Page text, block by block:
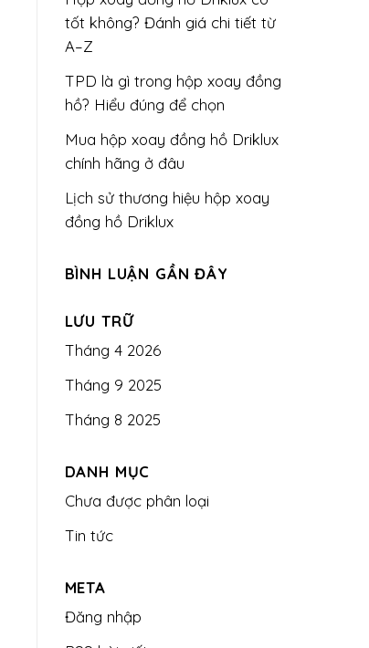
tốt không? Đánh giá chi tiết từ
A–Z
TPD là gì trong hộp xoay đồng
hồ? Hiểu đúng để chọn
Mua hộp xoay đồng hồ Driklux
chính hãng ở đâu
Lịch sử thương hiệu hộp xoay
đồng hồ Driklux
BÌNH LUẬN GẦN ĐÂY
LƯU TRỮ
Tháng 4 2026
Tháng 9 2025
Tháng 8 2025
DANH MỤC
Chưa được phân loại
Tin tức
META
Đăng nhập